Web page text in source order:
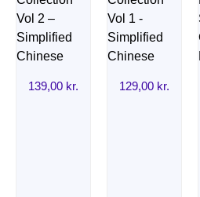
139,00 kr. 129,00 kr.